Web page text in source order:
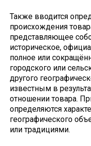
Также вводится
происхождения
представляющее
историческое,
полное или
городского или
другого
известным в
отношении товара.
определяются
географического
или традициями.